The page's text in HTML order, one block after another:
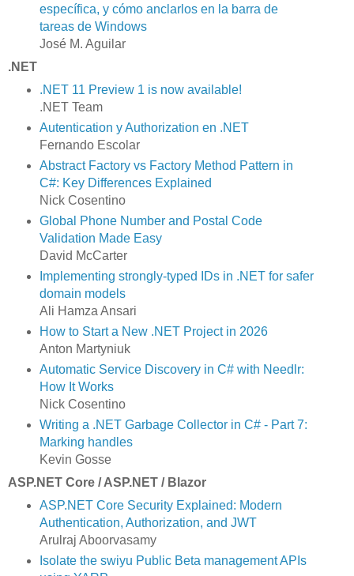
específica, y cómo anclarlos en la barra de
tareas de Windows
José M. Aguilar
.NET
.NET 11 Preview 1 is now available!
.NET Team
Autentication y Authorization en .NET
Fernando Escolar
Abstract Factory vs Factory Method Pattern in
C#: Key Differences Explained
Nick Cosentino
Global Phone Number and Postal Code
Validation Made Easy
David McCarter
Implementing strongly-typed IDs in .NET for safer
domain models
Ali Hamza Ansari
How to Start a New .NET Project in 2026
Anton Martyniuk
Automatic Service Discovery in C# with Needlr:
How It Works
Nick Cosentino
Writing a .NET Garbage Collector in C# - Part 7:
Marking handles
Kevin Gosse
ASP.NET Core / ASP.NET / Blazor
ASP.NET Core Security Explained: Modern
Authentication, Authorization, and JWT
Arulraj Aboorvasamy
Isolate the swiyu Public Beta management APIs